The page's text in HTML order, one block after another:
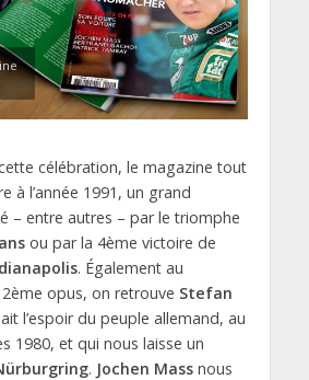
célébration, le magazine tout
à l’année 1991, un grand
– entre autres – par le triomphe
ou par la 4ème victoire de
. Également au
opus, on retrouve Stefan
l’espoir du peuple allemand, au
1980, et qui nous laisse un
. Jochen Massnous